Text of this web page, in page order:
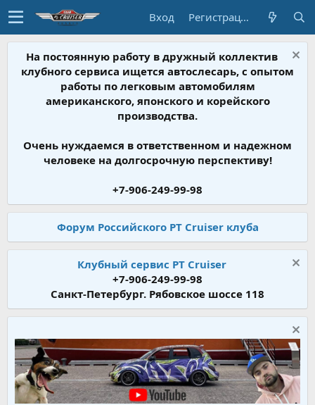
Вход Регистрация
На постоянную работу в дружный коллектив
клубного сервиса ищется автослесарь, с опытом
работы по легковым автомобилям
американского, японского и корейского
производства.
Очень нуждаемся в ответственном и надежном
человеке на долгосрочную перспективу!
+7-906-249-99-98
Форум Российского PT Cruiser клуба
Клубный сервис PT Cruiser
+7-906-249-99-98
Санкт-Петербург. Рябовское шоссе 118